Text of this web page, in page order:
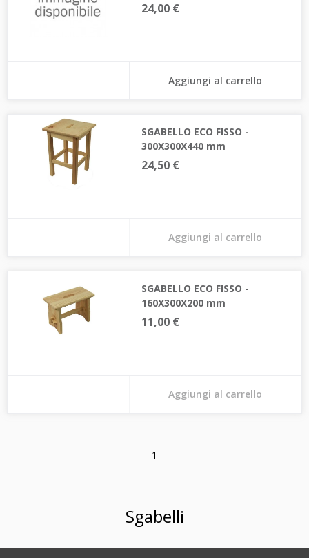
24,00 €
Aggiungi al carrello
SGABELLO ECO FISSO -
300X300X440 mm
24,50 €
Aggiungi al carrello
SGABELLO ECO FISSO -
160X300X200 mm
11,00 €
Aggiungi al carrello
1
Sgabelli